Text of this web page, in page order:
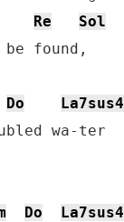
Re
Sol
found,
Do La7sus4
wa-ter
Do La7sus4